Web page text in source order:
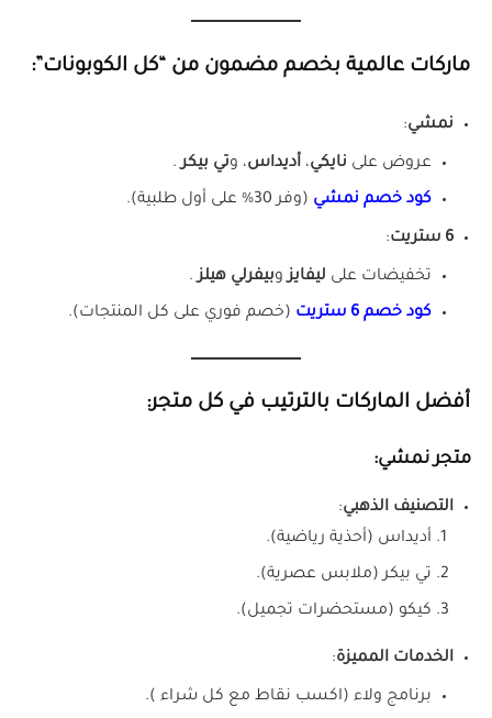
ماركات عالمية بخصم مضمون من “كل الكوبونات”:
نمشي:
عروض على نايكي، أديداس، وتي بيكر.
كود خصم نمشي (وفر 30% على أول طلبية).
6 ستريت :
تخفيضات على ليفايزوبيفرلي هيلز.
كود خصم 6 ستريت (خصم فوري على كل المنتجات).
أفضل الماركات بالترتيب في كل متجر:
متجر نمشي:
التصنيف الذهبي:
أديداس (أحذية رياضية).
تي بيكر (ملابس عصرية).
كيكو (مستحضرات تجميل).
الخدمات المميزة:
برنامج ولاء (اكسب نقاط مع كل شراء ).